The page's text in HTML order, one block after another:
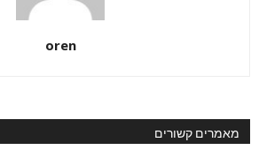
oren
מאמרים קשורים